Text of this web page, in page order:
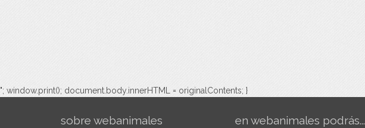
"; window.print(); document.body.innerHTML = originalContents; }
sobre webanimales en webanimales podrás...